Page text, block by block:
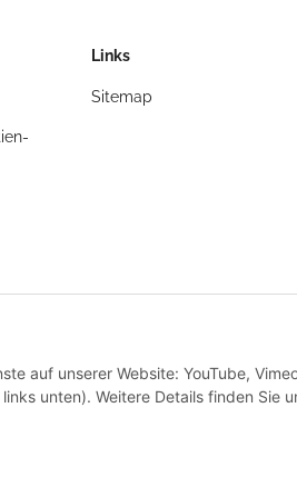
auf unserer Website: YouTube,
unten). Weitere Details finden Sie
Links
Sitemap